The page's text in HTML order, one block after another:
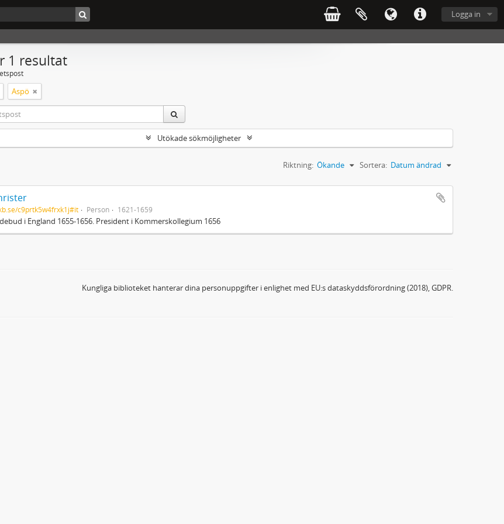
Logga in
1 resultat
Aspö
Utökade sökmöjligheter
Sortera: Datum ändrad
Riktning: Ökande
c9prtk5w4frxk1j#it Person 1621-1659
i England 1655-1656. President i Kommerskollegium 1656
Kungliga biblioteket hanterar dina personuppgifter i enlighet med EU:s dataskyddsförordning (2018), GDPR.